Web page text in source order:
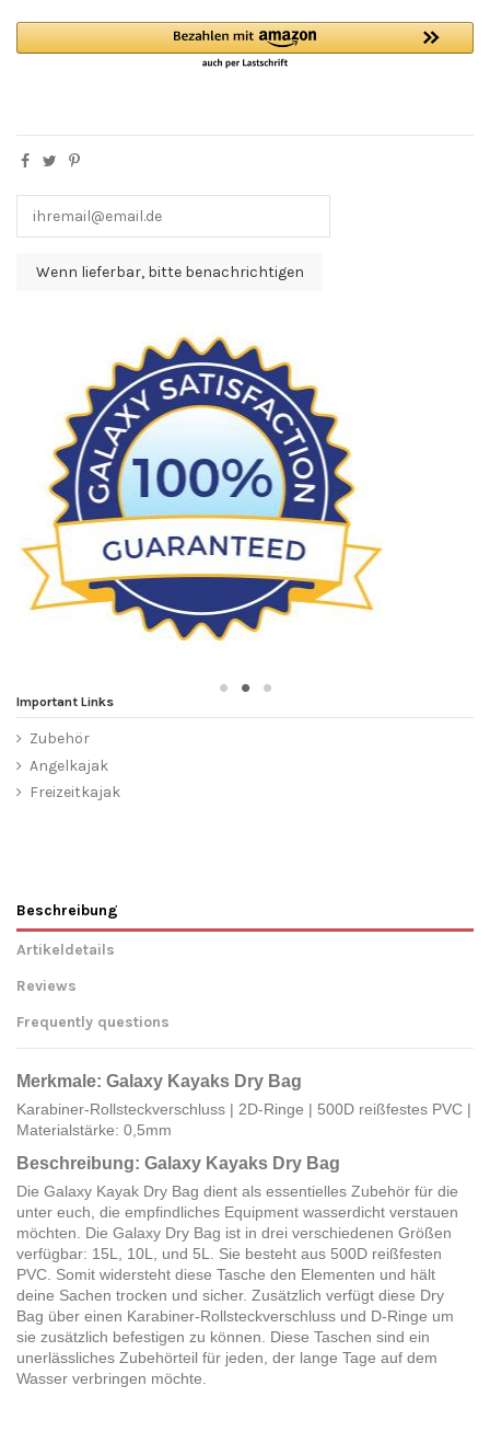
Important Links
Zubehör
Angelkajak
Freizeitkajak
Beschreibung
Artikeldetails
Reviews
Frequently questions
Merkmale: Galaxy Kayaks Dry Bag
Karabiner-Rollsteckverschluss | 2D-Ringe | 500D reißfestes PVC |
Materialstärke: 0,5mm
Beschreibung: Galaxy Kayaks Dry Bag
Die Galaxy Kayak Dry Bag dient als essentielles Zubehör für die
unter euch, die empfindliches Equipment wasserdicht verstauen
möchten. Die Galaxy Dry Bag ist in drei verschiedenen Größen
verfügbar: 15L, 10L, und 5L. Sie besteht aus 500D reißfesten
PVC. Somit widersteht diese Tasche den Elementen und hält
deine Sachen trocken und sicher. Zusätzlich verfügt diese Dry
Bag über einen Karabiner-Rollsteckverschluss und D-Ringe um
sie zusätzlich befestigen zu können. Diese Taschen sind ein
unerlässliches Zubehörteil für jeden, der lange Tage auf dem
Wasser verbringen möchte.